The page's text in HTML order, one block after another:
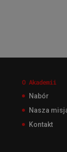
O Akademii
Nabór
Nasza
Kontakt